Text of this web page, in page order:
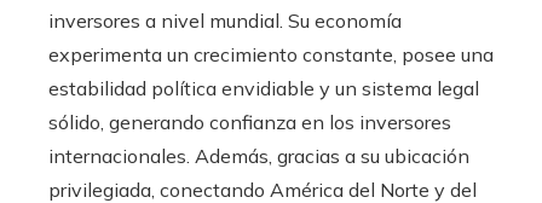
inversores a nivel mundial. Su economía
experimenta un crecimiento constante, posee una
estabilidad política envidiable y un sistema legal
sólido, generando confianza en los inversores
internacionales. Además, gracias a su ubicación
privilegiada, conectando América del Norte y del